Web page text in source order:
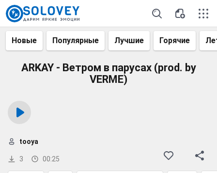
Новые Популярные Лучшие Горячие
ARKAY - Ветром в парусах (prod. by
VERME)
3 00:25
tooya